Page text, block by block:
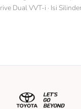
Dual VVT-i · Isi